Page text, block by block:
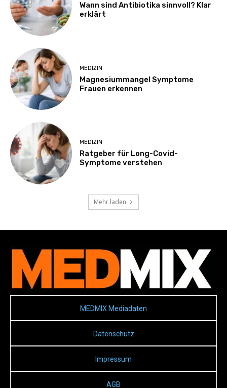
Wann sind Antibiotika sinnvoll? Klar
erklärt
MEDIZIN
Magnesiummangel Symptome
Frauen erkennen
MEDIZIN
Ratgeber für Long-Covid-
Symptome verstehen
Mehr laden
MEDMIX Mediadaten
Datenschutz
Impressum
AGB